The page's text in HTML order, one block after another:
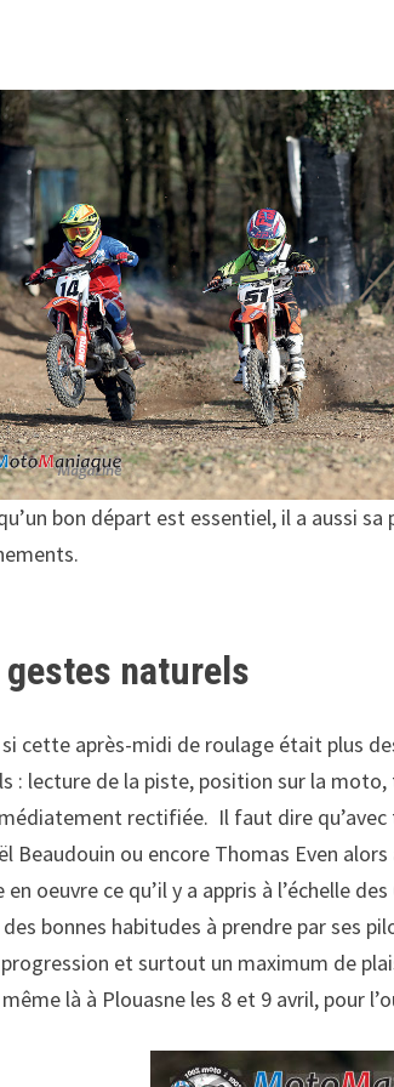
bon départ est essentiel, il a aussi sa
gestes naturels
cette après-midi de roulage était plus
: lecture de la piste, position sur la
rectifiée. Il faut dire
Beaudouin ou encore Thomas Even
oeuvre ce qu’il y a appris à l’échelle
des bonnes habitudes à prendre par ses
et surtout un maximum de
là à Plouasne les 8 et 9 avril, pour